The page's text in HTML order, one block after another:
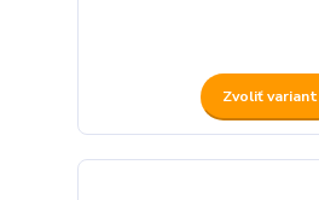
Zvoliť variant